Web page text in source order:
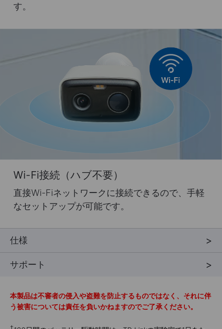
す。
Wi-Fi接続（ハブ不要）
直接Wi-Fiネットワークに接続できるので、手軽
なセットアップが可能です。
仕様
サポート
本製品は不審者の侵入や盗難を防止するものではなく、それに伴
う被害については責任を負いかねますのでご了承ください。